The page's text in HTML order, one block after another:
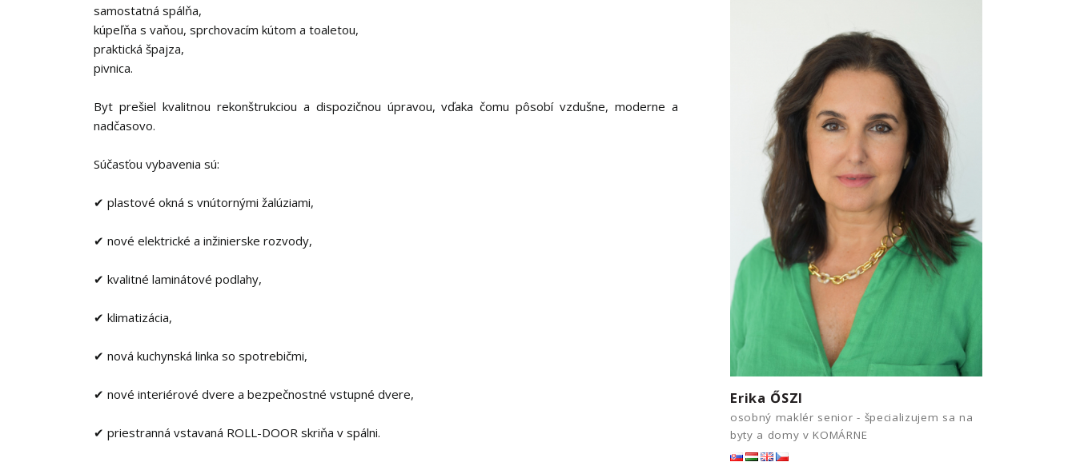
samostatná spálňa,
kúpeľňa s vaňou, sprchovacím kútom a toaletou,
praktická špajza,
pivnica.
Byt prešiel kvalitnou rekonštrukciou a dispozičnou úpravou, vďaka čomu pôsobí vzdušne, moderne a
nadčasovo.
Súčasťou vybavenia sú:
✔ plastové okná s vnútornými žalúziami,
✔ nové elektrické a inžinierske rozvody,
✔ kvalitné laminátové podlahy,
✔ klimatizácia,
✔ nová kuchynská linka so spotrebičmi,
✔ nové interiérové dvere a bezpečnostné vstupné dvere,
✔ priestranná vstavaná ROLL-DOOR skriňa v spálni.
Erika ŐSZI
osobný maklér senior - špecializujem sa na
byty a domy v KOMÁRNE